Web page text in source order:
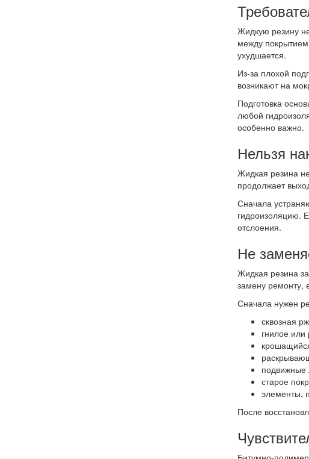
Жидкую резину
между
ухудшается.
Из-за плохой
возникают на
Подготовка
любой
особенно важно.
Нельзя
Жидкая резина
продолжает
Сначала
гидроизоляцию.
отслоения.
Не
Жидкая резина
замену ремонту,
Сначала нужен
сквозная
гнилое
подвижные
старое
элементы,
После